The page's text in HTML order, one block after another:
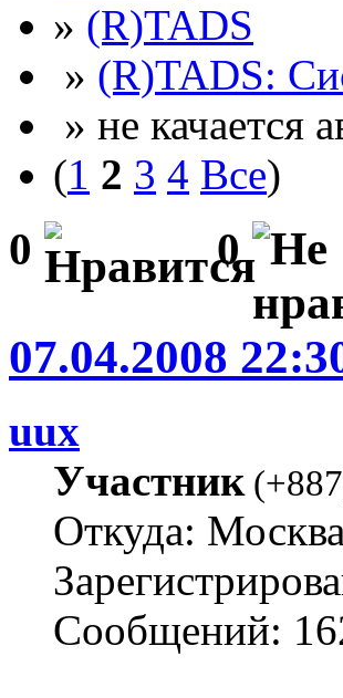
» (R)TADS
» (R)TADS:
» не качается
(1 2 3 4 Все)
0 0
07.04.2008
uux
Участник(+887
Откуда: Москва
Сообщений: